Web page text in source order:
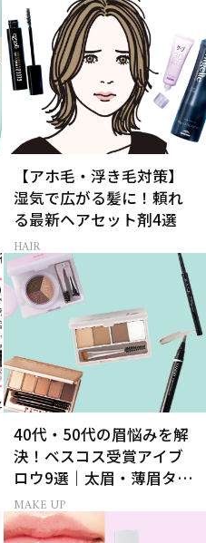
【アホ毛・浮き毛対策】
湿気で広がる髪に！頼れ
る最新ヘアセット剤4選
HAIR
40代・50代の眉悩みを解
決！ベスコス受賞アイブ
ロウ9選｜太眉・薄眉タイ
プ別の描き方
MAKE UP